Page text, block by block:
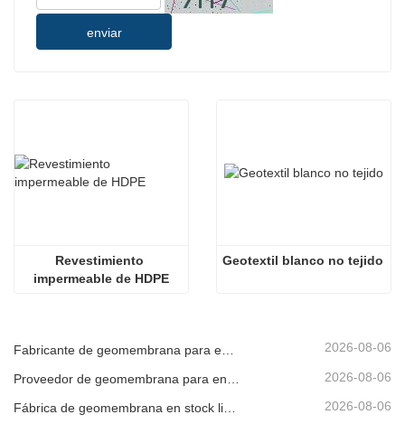
enviar
Revestimiento
impermeable de HDPE
Geotextil blanco no tejido
2026-08-06
2026-08-06
Fábrica de geomembrana en stock listo 2026-08-06